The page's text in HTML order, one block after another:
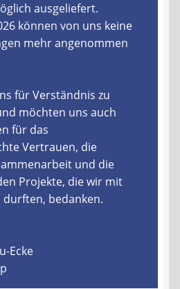
Verordnung
Verordnung
ausgeliefert.
können von uns keine
mehr angenommen
für Verständnis zu
möchten uns auch
für das
Vertrauen, die
und die
Projekte, die wir mit
bedanken.
Ecke